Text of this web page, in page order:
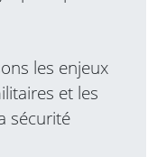
les enjeux
et les
sécurité